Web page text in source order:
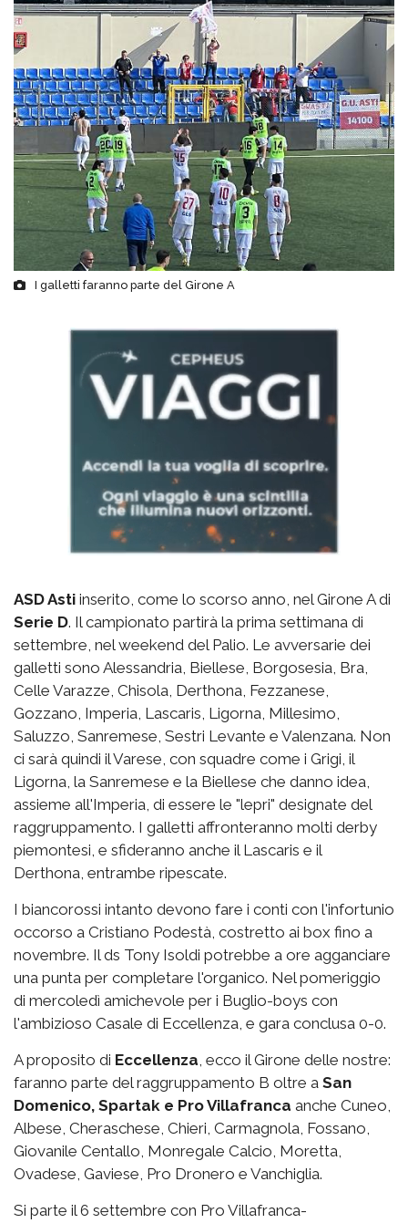
I galletti faranno parte del Girone A
ASD Asti inserito, come lo scorso anno, nel Girone A di
Serie D. Il campionato partirà la prima settimana di
settembre, nel weekend del Palio. Le avversarie dei
galletti sono Alessandria, Biellese, Borgosesia, Bra,
Celle Varazze, Chisola, Derthona, Fezzanese,
Gozzano, Imperia, Lascaris, Ligorna, Millesimo,
Saluzzo, Sanremese, Sestri Levante e Valenzana. Non
ci sarà quindi il Varese, con squadre come i Grigi, il
Ligorna, la Sanremese e la Biellese che danno idea,
assieme all'Imperia, di essere le "lepri" designate del
raggruppamento. I galletti affronteranno molti derby
piemontesi, e sfideranno anche il Lascaris e il
Derthona, entrambe ripescate.
I biancorossi intanto devono fare i conti con l'infortunio
occorso a Cristiano Podestà, costretto ai box fino a
novembre. Il ds Tony Isoldi potrebbe a ore agganciare
una punta per completare l'organico. Nel pomeriggio
di mercoledì amichevole per i Buglio-boys con
l'ambizioso Casale di Eccellenza, e gara conclusa 0-0.
A proposito di Eccellenza, ecco il Girone delle nostre:
faranno parte del raggruppamento B oltre a San
Domenico, Spartak e Pro Villafranca anche Cuneo,
Albese, Cheraschese, Chieri, Carmagnola, Fossano,
Giovanile Centallo, Monregale Calcio, Moretta,
Ovadese, Gaviese, Pro Dronero e Vanchiglia.
Si parte il 6 settembre con Pro Villafranca-